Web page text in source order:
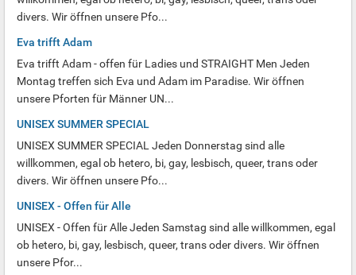
divers. Wir öffnen unsere Pfo...
Eva trifft Adam
Eva trifft Adam - offen für Ladies und STRAIGHT Men Jeden
Montag treffen sich Eva und Adam im Paradise. Wir öffnen
unsere Pforten für Männer UN...
UNISEX SUMMER SPECIAL
UNISEX SUMMER SPECIAL Jeden Donnerstag sind alle
willkommen, egal ob hetero, bi, gay, lesbisch, queer, trans oder
divers. Wir öffnen unsere Pfo...
UNISEX - Offen für Alle
UNISEX - Offen für Alle Jeden Samstag sind alle willkommen, egal
ob hetero, bi, gay, lesbisch, queer, trans oder divers. Wir öffnen
unsere Pfor...